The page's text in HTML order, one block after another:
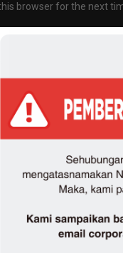
browser for the next